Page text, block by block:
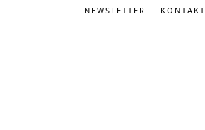
NEWSLETTER KONTAKT